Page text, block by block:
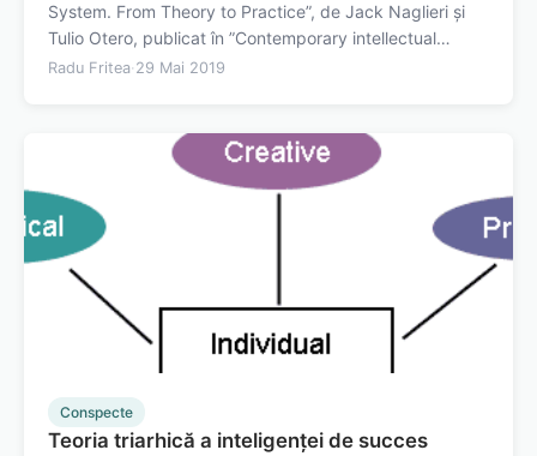
System. From Theory to Practice”, de Jack Naglieri și
Tulio Otero, publicat în ”Contemporary intellectual
assessment: Theories, tests, and issues”, în 2012. Teorie
Radu Fritea· 29 Mai 2019
Conspecte
Teoria triarhică a inteligenței de succes